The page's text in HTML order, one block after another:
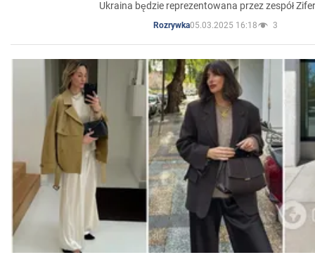
Ukraina będzie reprezentowana przez zespół
Rozrywka05.03.2025 16:18 3